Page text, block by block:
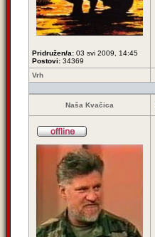
Pridružen/a: 03 svi 2009, 14:45
Postovi: 34369
Vrh
Naša Kvačica